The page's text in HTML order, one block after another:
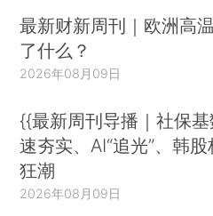
最新财新周刊｜欧洲高
了什么？
2026年08月09日
{{最新周刊导播｜社保基
速夯实、AI“追光”、韩
狂潮
2026年08月09日